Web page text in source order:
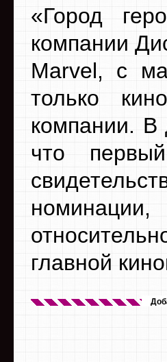
«Город
компании
Marvel, с
только
компании. В
что
главной